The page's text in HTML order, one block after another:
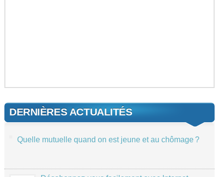
DERNIÈRES ACTUALITÉS
Quelle mutuelle quand on est jeune et au chômage ?